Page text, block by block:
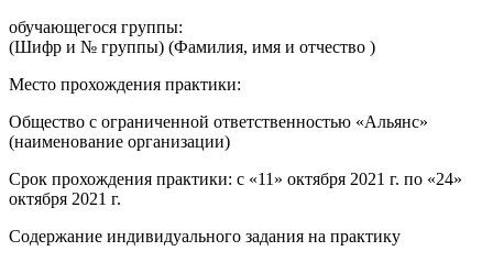
обучающегося группы:
(Шифр и № группы) (Фамилия, имя и отчество )
Место прохождения практики:
Общество с ограниченной ответственностью «Альянс»
(наименование организации)
Срок прохождения практики: с «11» октября 2021 г. по «24»
октября 2021 г.
Содержание индивидуального задания на практику